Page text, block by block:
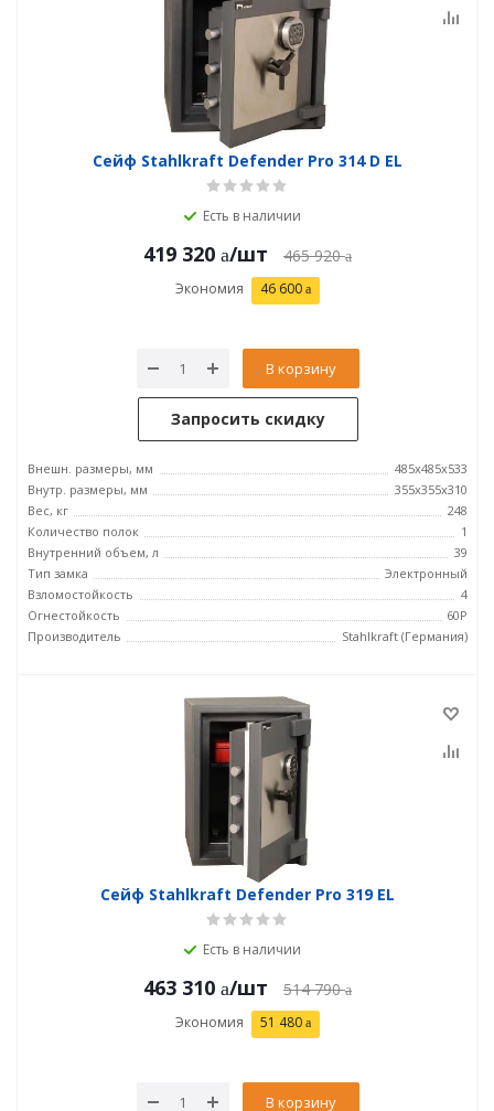
Сейф Stahlkraft Defender Pro 314 D EL
Есть в наличии
419 320 /шт 465 920
Экономия 46 600
В корзину
Запросить скидку
Внешн. размеры, мм
485х485х533
Внутр. размеры, мм
355х355х310
Вес, кг
248
Количество полок
1
Внутренний объем, л
39
Тип замка
Электронный
Взломостойкость
4
Огнестойкость
60P
Производитель
Stahlkraft (Германия)
Сейф Stahlkraft Defender Pro 319 EL
Есть в наличии
463 310 /шт 514 790
Экономия 51 480
В корзину